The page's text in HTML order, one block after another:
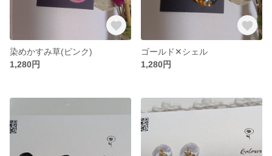
染めかすみ草(ピンク)
1,280円
ゴールド✕シェル
1,280円